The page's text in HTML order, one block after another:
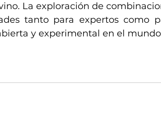
La exploración de
tanto para expertos como
y experimental en el